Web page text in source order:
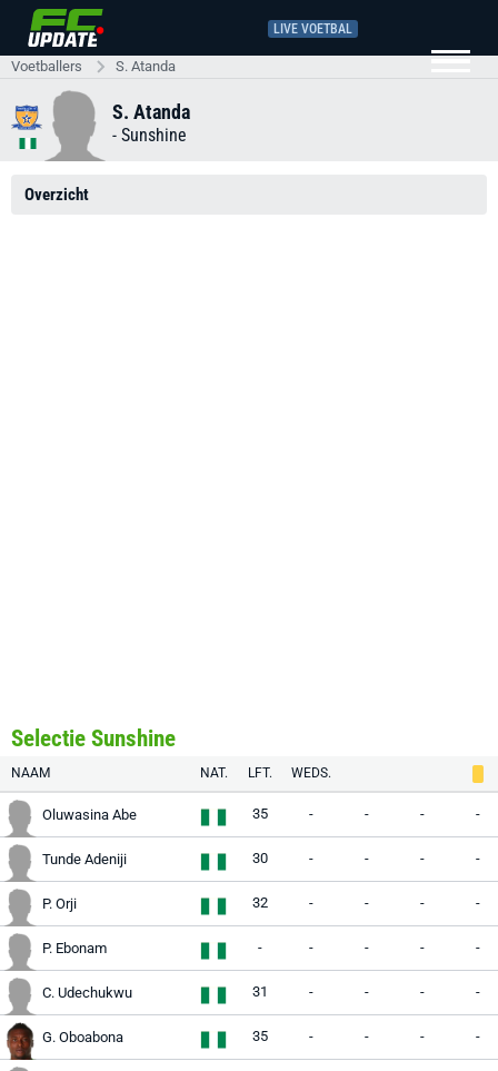
LIVE VOETBAL
Voetballers S. Atanda
S. Atanda
- Sunshine
Overzicht
Selectie Sunshine
NAAM NAT. LFT. WEDS.
Oluwasina Abe 35 - - - -
Tunde Adeniji 30 - - - -
P. Orji 32 - - - -
P. Ebonam - - - - -
C. Udechukwu 31 - - - -
G. Oboabona 35 - - - -